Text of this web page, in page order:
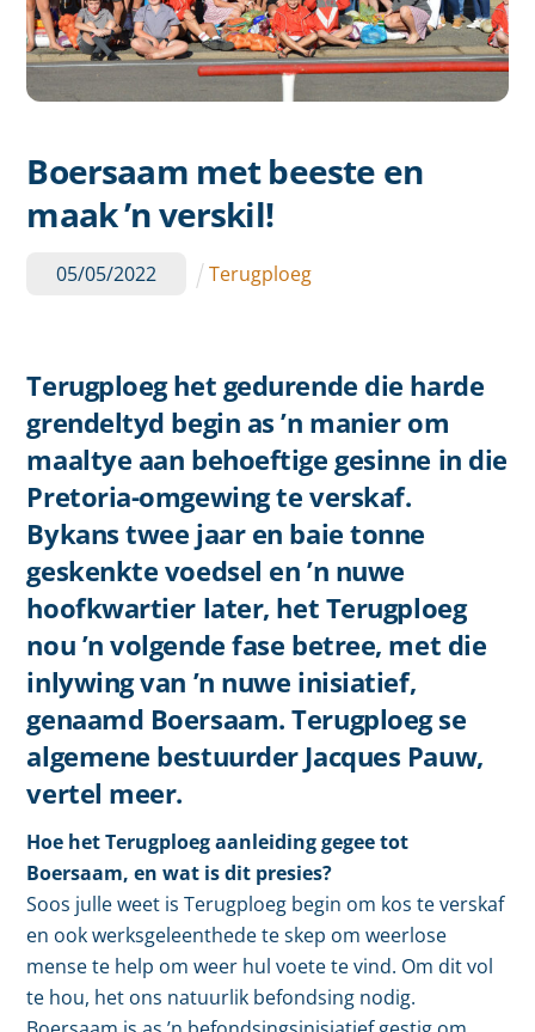
Boersaam met beeste en
maak ’n verskil!
05/05/2022 Terugploeg
Terugploeg het gedurende die harde
grendeltyd begin as ’n manier om
maaltye aan behoeftige gesinne in die
Pretoria-omgewing te verskaf.
Bykans twee jaar en baie tonne
geskenkte voedsel en ’n nuwe
hoofkwartier later, het Terugploeg
nou ’n volgende fase betree, met die
inlywing van ’n nuwe inisiatief,
genaamd Boersaam. Terugploeg se
algemene bestuurder Jacques Pauw,
vertel meer.
Hoe het Terugploeg aanleiding gegee tot
Boersaam, en wat is dit presies?
Soos julle weet is Terugploeg begin om kos te verskaf
en ook werksgeleenthede te skep om weerlose
mense te help om weer hul voete te vind. Om dit vol
te hou, het ons natuurlik befondsing nodig.